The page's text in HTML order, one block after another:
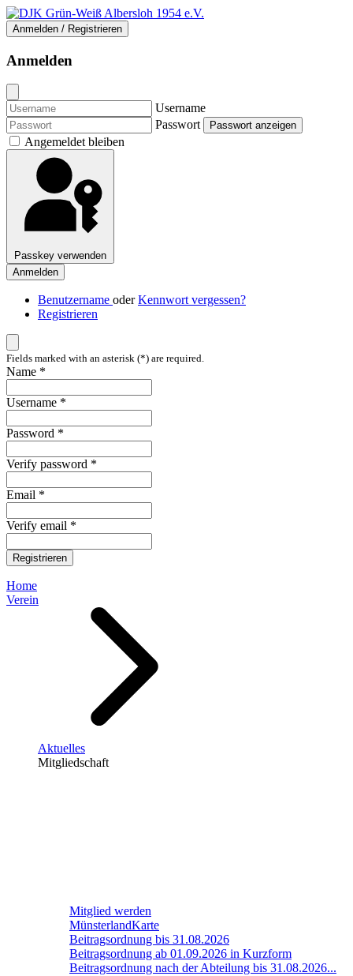
Anmelden / Registrieren
Anmelden
Username
Passwort
Passwort anzeigen
Angemeldet bleiben
Passkey verwenden
Anmelden
Benutzername oderKennwort vergessen?
Registrieren
Fields marked with an asterisk (*) are required.
Name *
Username *
Password *
Verify password *
Email *
Verify email *
Registrieren
Home
Verein
Aktuelles
Mitgliedschaft
Mitglied werden
MünsterlandKarte
Beitragsordnung bis 31.08.2026
Beitragsordnung ab 01.09.2026 in Kurzform
Beitragsordnung nach der Abteilung bis 31.08.2026...